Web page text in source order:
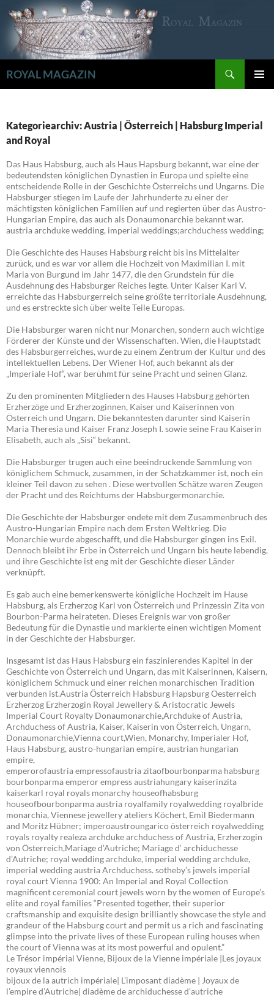
Inhalt
springen
ROYAL MAGAZIN
Kategoriearchiv: Austria | Österreich | Habsburg Imperial
and Royal
Das Haus Habsburg, auch als Haus Hapsburg bekannt, war eine der
bedeutendsten königlichen Dynastien in Europa und spielte eine
entscheidende Rolle in der Geschichte Österreichs und Ungarns. Die
Habsburger stiegen im Laufe der Jahrhunderte zu einer der
mächtigsten königlichen Familien auf und regierten über das Austro-
Hungarian Empire, das auch als Donaumonarchie bekannt war.
austria archduke wedding, imperial weddings;archduchess wedding;
Die Geschichte des Hauses Habsburg reicht bis ins Mittelalter
zurück, und es war vor allem die Hochzeit von Maximilian I. mit
Maria von Burgund im Jahr 1477, die den Grundstein für die
Ausdehnung des Habsburger Reiches legte. Unter Kaiser Karl V.
erreichte das Habsburgerreich seine größte territoriale Ausdehnung,
und es erstreckte sich über weite Teile Europas.
Die Habsburger waren nicht nur Monarchen, sondern auch wichtige
Förderer der Künste und der Wissenschaften. Wien, die Hauptstadt
des Habsburgerreiches, wurde zu einem Zentrum der Kultur und des
intellektuellen Lebens. Der Wiener Hof, auch bekannt als der
„Imperiale Hof“, war berühmt für seine Pracht und seinen Glanz.
Zu den prominenten Mitgliedern des Hauses Habsburg gehörten
Erzherzöge und Erzherzoginnen, Kaiser und Kaiserinnen von
Österreich und Ungarn. Die bekanntesten darunter sind Kaiserin
Maria Theresia und Kaiser Franz Joseph I. sowie seine Frau Kaiserin
Elisabeth, auch als „Sisi“ bekannt.
Die Habsburger trugen auch eine beeindruckende Sammlung von
königlichem Schmuck, zusammen, in der Schatzkammer ist, noch ein
kleiner Teil davon zu sehen . Diese wertvollen Schätze waren Zeugen
der Pracht und des Reichtums der Habsburgermonarchie.
Die Geschichte der Habsburger endete mit dem Zusammenbruch des
Austro-Hungarian Empire nach dem Ersten Weltkrieg. Die
Monarchie wurde abgeschafft, und die Habsburger gingen ins Exil.
Dennoch bleibt ihr Erbe in Österreich und Ungarn bis heute lebendig,
und ihre Geschichte ist eng mit der Geschichte dieser Länder
verknüpft.
Es gab auch eine bemerkenswerte königliche Hochzeit im Hause
Habsburg, als Erzherzog Karl von Österreich und Prinzessin Zita von
Bourbon-Parma heirateten. Dieses Ereignis war von großer
Bedeutung für die Dynastie und markierte einen wichtigen Moment
in der Geschichte der Habsburger.
Insgesamt ist das Haus Habsburg ein faszinierendes Kapitel in der
Geschichte von Österreich und Ungarn, das mit Kaiserinnen, Kaisern,
königlichem Schmuck und einer reichen monarchischen Tradition
verbunden ist.Austria Österreich Habsburg Hapsburg Oesterreich
Erzherzog Erzherzogin Royal Jewellery & Aristocratic Jewels
Imperial Court Royalty Donaumonarchie,Archduke of Austria,
Archduchess of Austria, Kaiser, Kaiserin von Österreich, Ungarn,
Donaumonarchie,Vienna court,Wien, Monarchy, Imperialer Hof,
Haus Habsburg, austro-hungarian empire, austrian hungarian
empire,
emperorofaustria empressofaustria zitaofbourbonparma habsburg
bourbonparma emperor empress austriahungary kaiserinzita
kaiserkarl royal royals monarchy houseofhabsburg
houseofbourbonparma austria royalfamily royalwedding royalbride
monarchia, Viennese jewellery ateliers Köchert, Emil Biedermann
and Moritz Hübner; imperoaustroungarico österreich royalwedding
royals royalty realeza archduke archduchess of Austria, Erzherzogin
von Österreich,Mariage d’Autriche; Mariage d‘ archiduchesse
d’Autriche; royal wedding archduke, imperial wedding archduke,
imperial wedding austria Archduchess. sotheby’s jewels imperial
royal court Vienna 1900: An Imperial and Royal Collection
magnificent ceremonial court jewels worn by the women of Europe’s
elite and royal families “Presented together, their superior
craftsmanship and exquisite design brilliantly showcase the style and
grandeur of the Habsburg court and permit us a rich and fascinating
glimpse into the private lives of these European ruling houses when
the court of Vienna was at its most powerful and opulent.”
Le Trésor impérial Vienne, Bijoux de la Vienne impériale |Les joyaux
royaux viennois
bijoux de la autrich impériale| L’imposant diadème | Joyaux de
l’empire d’Autriche| diadème de archiduchesse d’autriche